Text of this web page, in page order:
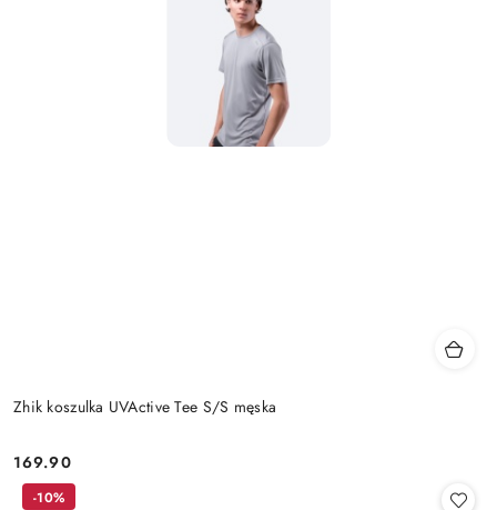
Zhik koszulka UVActive Tee S/S męska
Cena:
169.90
-10%